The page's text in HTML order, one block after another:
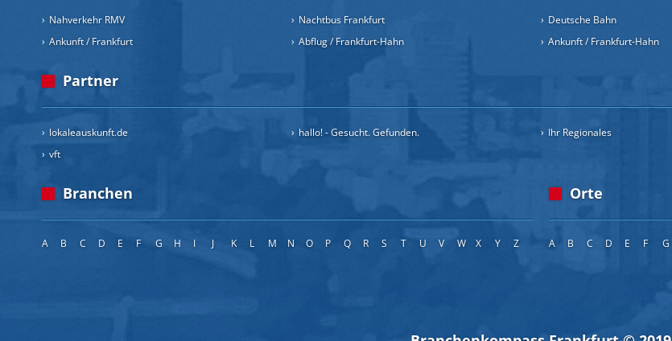
Nahverkehr RMV Nachtbus Frankfurt Deutsche Bahn
Ankunft / Frankfurt
Abflug / Frankfurt-Hahn Ankunft / Frankfurt-Hahn
Partner
lokaleauskunft.de hallo! - Gesucht. Gefunden. Ihr Regionales
vft
Branchen
A B C D E F G H I J K L M N O P Q R S T U V W X Y Z
Orte
A B C D E F G